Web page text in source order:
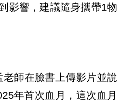
影響，建議隨身攜帶1物
師在臉書上傳影片並說
年首次血月，這次血月